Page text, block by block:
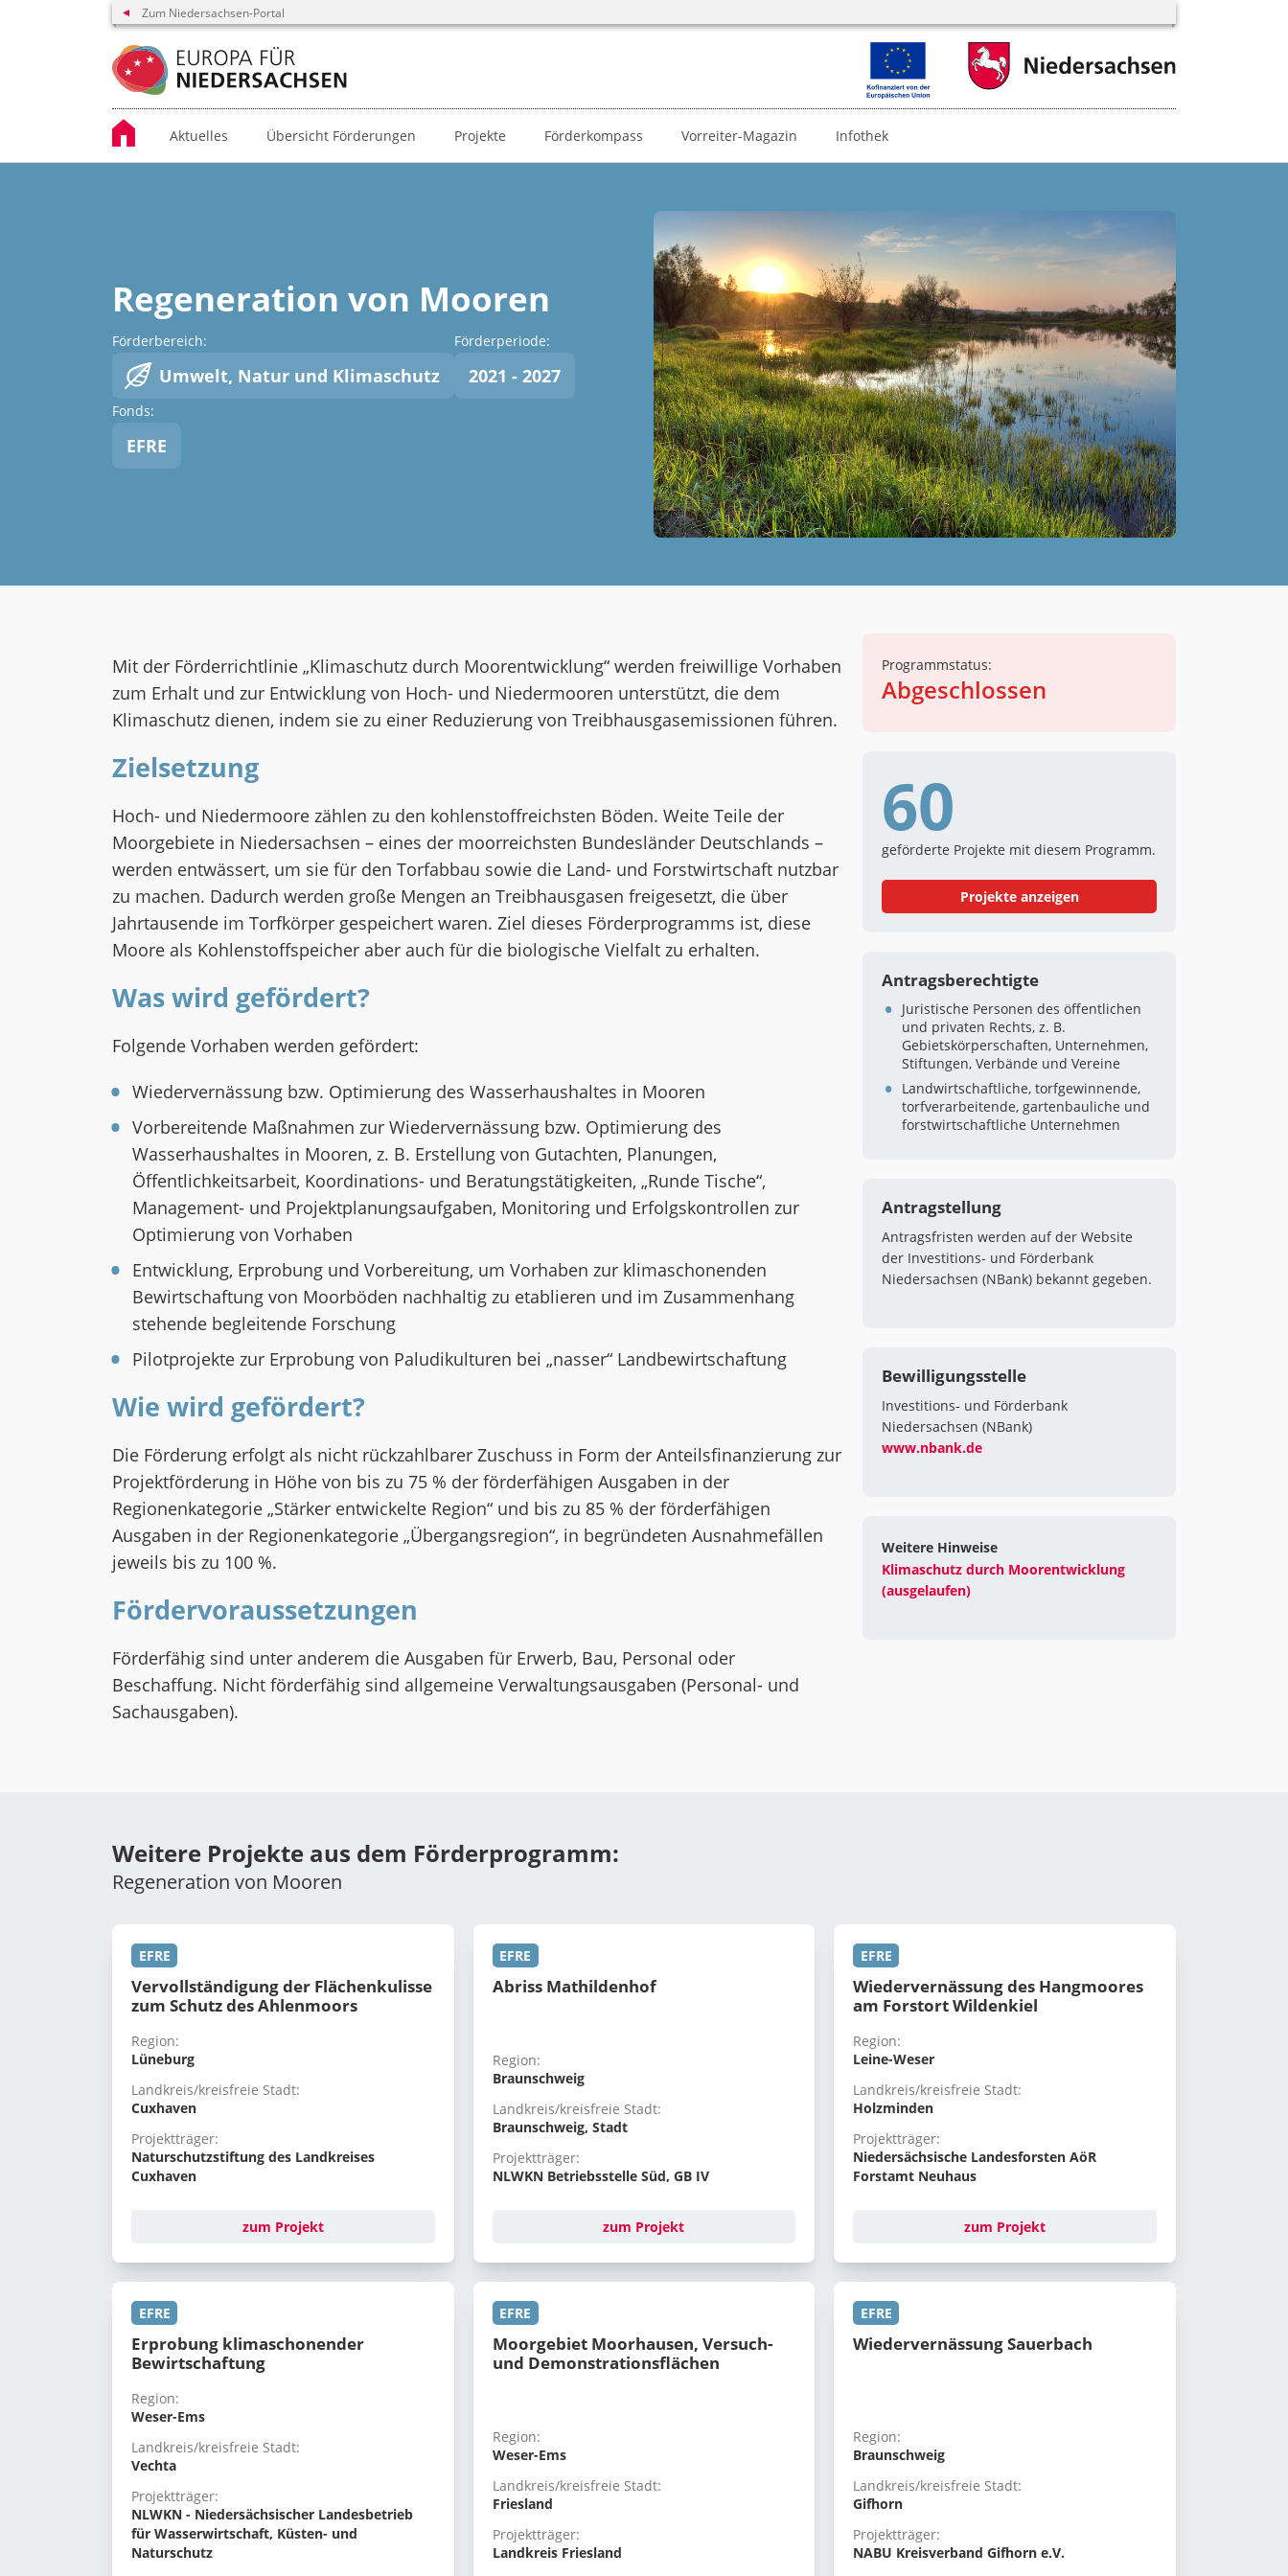
Zum Niedersachsen-Portal
Aktuelles Übersicht Förderungen Projekte Förderkompass Vorreiter-Magazin Infothek
Regeneration von Mooren
Förderbereich:
Umwelt, Natur und Klimaschutz
Förderperiode:
2021 - 2027
Fonds:
EFRE
Mit der Förderrichtlinie „Klimaschutz durch Moorentwicklung“ werden freiwillige Vorhaben
zum Erhalt und zur Entwicklung von Hoch- und Niedermooren unterstützt, die dem
Klimaschutz dienen, indem sie zu einer Reduzierung von Treibhausgasemissionen führen.
Zielsetzung
Hoch- und Niedermoore zählen zu den kohlenstoffreichsten Böden. Weite Teile der
Moorgebiete in Niedersachsen – eines der moorreichsten Bundesländer Deutschlands –
werden entwässert, um sie für den Torfabbau sowie die Land- und Forstwirtschaft nutzbar
zu machen. Dadurch werden große Mengen an Treibhausgasen freigesetzt, die über
Jahrtausende im Torfkörper gespeichert waren. Ziel dieses Förderprogramms ist, diese
Moore als Kohlenstoffspeicher aber auch für die biologische Vielfalt zu erhalten.
Was wird gefördert?
Folgende Vorhaben werden gefördert:
Wiedervernässung bzw. Optimierung des Wasserhaushaltes in Mooren
Vorbereitende Maßnahmen zur Wiedervernässung bzw. Optimierung des
Wasserhaushaltes in Mooren, z. B. Erstellung von Gutachten, Planungen,
Öffentlichkeitsarbeit, Koordinations- und Beratungstätigkeiten, „Runde Tische“,
Management- und Projektplanungsaufgaben, Monitoring und Erfolgskontrollen zur
Optimierung von Vorhaben
Entwicklung, Erprobung und Vorbereitung, um Vorhaben zur klimaschonenden
Bewirtschaftung von Moorböden nachhaltig zu etablieren und im Zusammenhang
stehende begleitende Forschung
Pilotprojekte zur Erprobung von Paludikulturen bei „nasser“ Landbewirtschaftung
Wie wird gefördert?
Die Förderung erfolgt als nicht rückzahlbarer Zuschuss in Form der Anteilsfinanzierung zur
Projektförderung in Höhe von bis zu 75 % der förderfähigen Ausgaben in der
Regionenkategorie „Stärker entwickelte Region“ und bis zu 85 % der förderfähigen
Ausgaben in der Regionenkategorie „Übergangsregion“, in begründeten Ausnahmefällen
jeweils bis zu 100 %.
Fördervoraussetzungen
Förderfähig sind unter anderem die Ausgaben für Erwerb, Bau, Personal oder
Beschaffung. Nicht förderfähig sind allgemeine Verwaltungsausgaben (Personal- und
Sachausgaben).
Programmstatus:
Abgeschlossen
60
geförderte Projekte mit diesem Programm.
Projekte anzeigen
Antragsberechtigte
Juristische Personen des öffentlichen
und privaten Rechts, z. B.
Gebietskörperschaften, Unternehmen,
Stiftungen, Verbände und Vereine
Landwirtschaftliche, torfgewinnende,
torfverarbeitende, gartenbauliche und
forstwirtschaftliche Unternehmen
Antragstellung
Antragsfristen werden auf der Website
der Investitions- und Förderbank
Niedersachsen (NBank) bekannt gegeben.
Bewilligungsstelle
Investitions- und Förderbank
Niedersachsen (NBank)
www.nbank.de
Weitere Hinweise
Klimaschutz durch Moorentwicklung
(ausgelaufen)
Weitere Projekte aus dem Förderprogramm:
Regeneration von Mooren
EFRE
Vervollständigung der Flächenkulisse
zum Schutz des Ahlenmoors
Region:
Lüneburg
Landkreis/kreisfreie Stadt:
Cuxhaven
Projektträger:
Naturschutzstiftung des Landkreises
Cuxhaven
zum Projekt
EFRE
Abriss Mathildenhof
Region:
Braunschweig
Landkreis/kreisfreie Stadt:
Braunschweig, Stadt
Projektträger:
NLWKN Betriebsstelle Süd, GB IV
zum Projekt
EFRE
Wiedervernässung des Hangmoores
am Forstort Wildenkiel
Region:
Leine-Weser
Landkreis/kreisfreie Stadt:
Holzminden
Projektträger:
Niedersächsische Landesforsten AöR
Forstamt Neuhaus
zum Projekt
EFRE
Erprobung klimaschonender
Bewirtschaftung
Region:
Weser-Ems
Landkreis/kreisfreie Stadt:
Vechta
Projektträger:
NLWKN - Niedersächsischer Landesbetrieb
für Wasserwirtschaft, Küsten- und
Naturschutz
EFRE
Moorgebiet Moorhausen, Versuch-
und Demonstrationsflächen
Region:
Weser-Ems
Landkreis/kreisfreie Stadt:
Friesland
Projektträger:
Landkreis Friesland
EFRE
Wiedervernässung Sauerbach
Region:
Braunschweig
Landkreis/kreisfreie Stadt:
Gifhorn
Projektträger:
NABU Kreisverband Gifhorn e.V.